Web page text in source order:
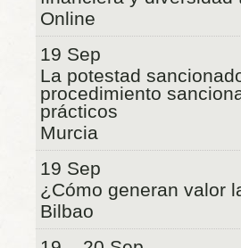
Online
19 Sep
La potestad
procedimiento
prácticos
Murcia
19 Sep
¿Cómo generan valor
Bilbao